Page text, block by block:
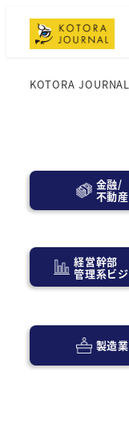
KOTORA JOURNAL
金融/
不動産
経営幹部
管理系ビ
製造業